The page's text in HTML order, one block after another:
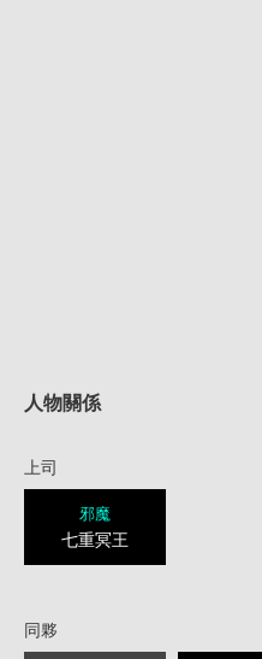
人物關係
上司
邪魔
七重冥王
同夥